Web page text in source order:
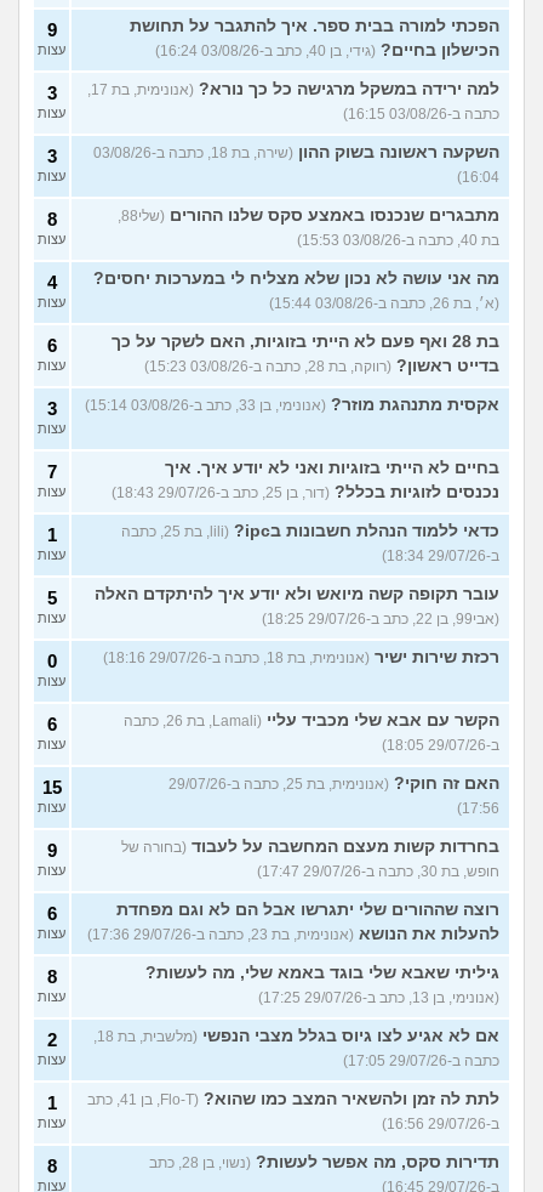
הפכתי למורה בבית ספר. איך להתגבר על תחושת
הכישלון בחיים? (גידי, בן 40, כתב ב-03/08/26 16:24)
9
עצות
למה ירידה במשקל מרגישה כל כך נורא?
כתבה ב-03/08/26 16:15)
3
עצות
השקעה ראשונה בשוק ההון
(שירה, בת 18, כתבה ב-03/08/26
16:04)
3
עצות
מתבגרים שנכנסו באמצע סקס שלנו ההורים
בת 40, כתבה ב-03/08/26 15:53)
8
עצות
מה אני עושה לא נכון שלא מצליח לי במערכות יחסים?
(א׳, בת 26, כתבה ב-03/08/26 15:44)
4
עצות
בת 28 ואף פעם לא הייתי בזוגיות, האם לשקר על כך
בדייט ראשון? (רווקה, בת 28, כתבה ב-03/08/26 15:23)
6
עצות
אקסית מתנהגת מוזר? (אנונימי, בן 33, כתב ב-03/08/26 15:14) 3
עצות
בחיים לא הייתי בזוגיות ואני לא יודע איך. איך
נכנסים לזוגיות בכלל? (דור, בן 25, כתב ב-29/07/26 18:43)
7
עצות
כדאי ללמוד הנהלת חשבונות בipc?
(lili, בת 25, כתבה
ב-29/07/26 18:34)
1
עצות
עובר תקופה קשה מיואש ולא יודע איך להיתקדם האלה
(אבי99, בן 22, כתב ב-29/07/26 18:25)
5
עצות
רכזת שירות ישיר (אנונימית, בת 18, כתבה ב-29/07/26 18:16) 0
עצות
הקשר עם אבא שלי מכביד עליי
(Lamali, בת 26, כתבה
ב-29/07/26 18:05)
6
עצות
האם זה חוקי?
(אנונימית, בת 25, כתבה ב-29/07/26
17:56)
15
עצות
בחרדות קשות מעצם המחשבה על לעבוד (בחורה של
חופש, בת 30, כתבה ב-29/07/26 17:47)
9
עצות
רוצה שההורים שלי יתגרשו אבל הם לא וגם מפחדת
להעלות את הנושא (אנונימית, בת 23, כתבה ב-29/07/26 17:36)
6
עצות
גיליתי שאבא שלי בוגד באמא שלי, מה לעשות?
(אנונימי, בן 13, כתב ב-29/07/26 17:25)
8
עצות
אם לא אגיע לצו גיוס בגלל מצבי הנפשי
כתבה ב-29/07/26 17:05)
2
עצות
לתת לה זמן ולהשאיר המצב כמו שהוא?
(Flo-T, בן 41, כתב
ב-29/07/26 16:56)
1
עצות
תדירות סקס, מה אפשר לעשות?
(נשוי, בן 28, כתב
ב-29/07/26 16:45)
8
עצות